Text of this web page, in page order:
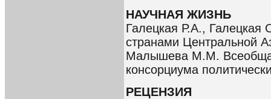
НАУЧНАЯ ЖИЗНЬ
Галецкая Р.А.,
странами Центральной
Малышева М.М.
консорциума
РЕЦЕНЗИЯ